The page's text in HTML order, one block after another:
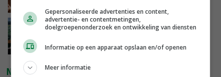
‘Cijfer jezelf niet weg en doe vooral ook waar
VANDAAG, 13:31
NIEUWSTE VIDEO'S
Gepersonaliseerde advertenties en content,
advertentie- en contentmetingen,
doelgroepenonderzoek en ontwikkeling van diensten
Informatie op een apparaat opslaan en/of openen
Meer informatie